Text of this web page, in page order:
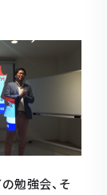
勉強会、そ